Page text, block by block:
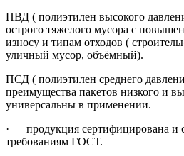
ПВД ( полиэтилен высокого
острого тяжелого мусора с
износу и типам отходов (
уличный мусор, объёмный).
ПСД ( полиэтилен среднего
преимущества пакетов низкого и
универсальны в применении.
· продукция сертифицирована и
требованиям ГОСТ.